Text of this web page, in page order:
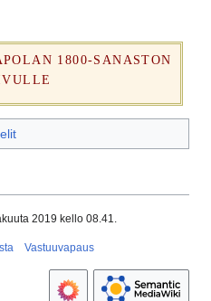
1800-SANASTON
2019 kello 08.41.
Vastuuvapaus